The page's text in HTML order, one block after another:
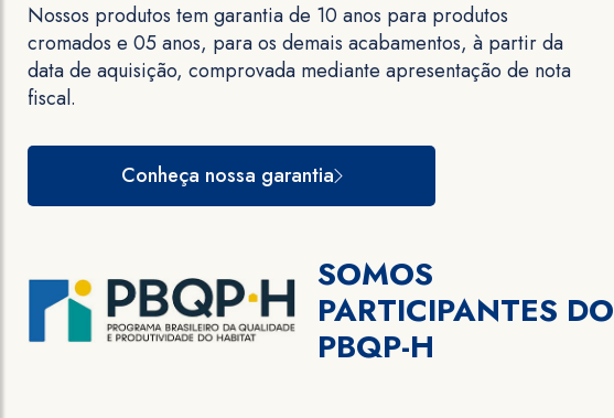
Nossos produtos tem garantia de 10 anos para produtos
cromados e 05 anos, para os demais acabamentos, à partir da
data de aquisição, comprovada mediante apresentação de nota
fiscal.
Conheça nossa garantia
SOMOS
PARTICIPANTES DO
PBQP-H